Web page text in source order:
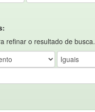
refinar o resultado de busca.